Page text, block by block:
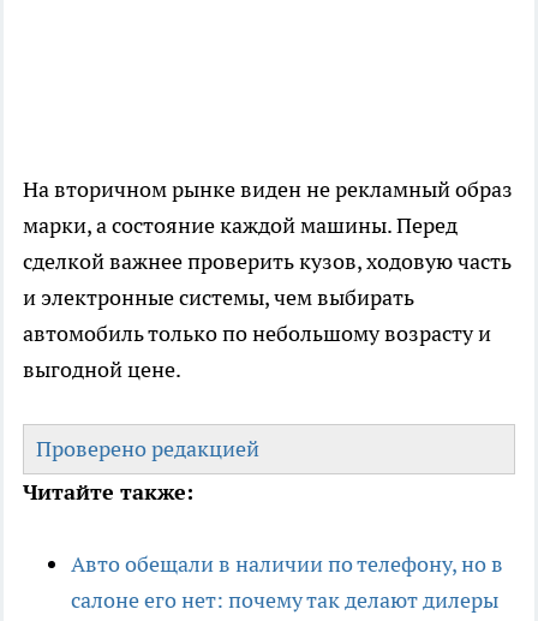
На вторичном рынке виден не рекламный образ
марки, а состояние каждой машины. Перед
сделкой важнее проверить кузов, ходовую часть
и электронные системы, чем выбирать
автомобиль только по небольшому возрасту и
выгодной цене.
Проверено редакцией
Читайте также:
Авто обещали в наличии по телефону, но в
салоне его нет: почему так делают дилеры